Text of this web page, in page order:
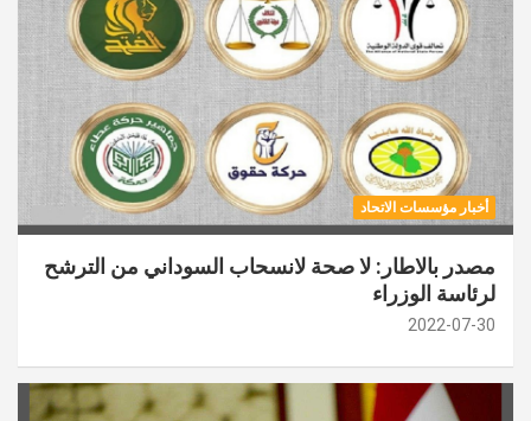
أخبار مؤسسات الاتحاد
مصدر بالاطار: لا صحة لانسحاب السوداني من الترشح
لرئاسة الوزراء
2022-07-30